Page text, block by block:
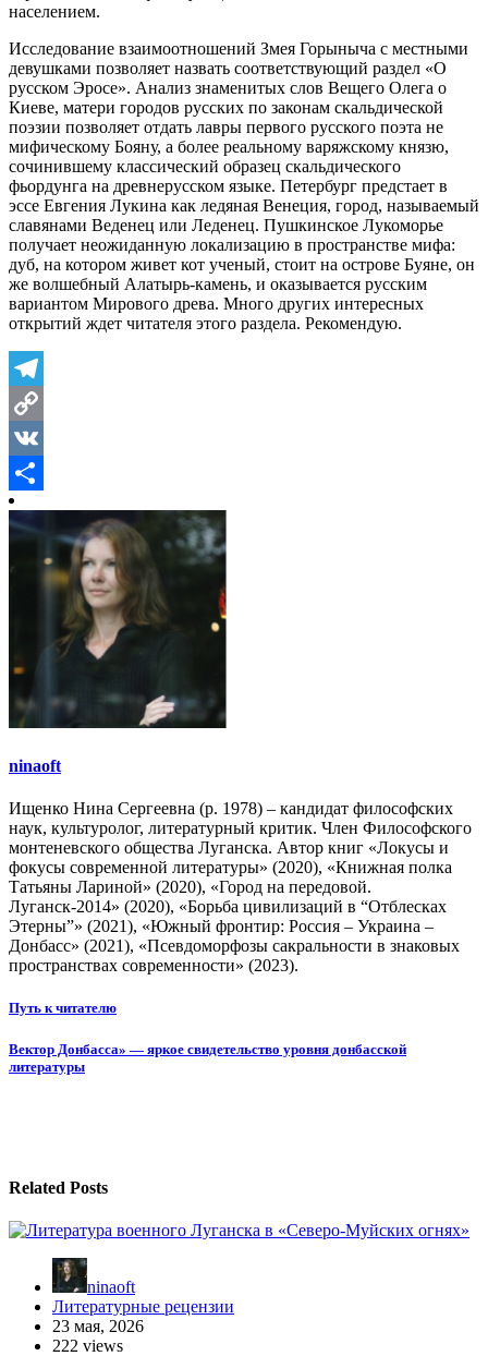
населением.
Исследование взаимоотношений Змея Горыныча с местными
девушками позволяет назвать соответствующий раздел «О
русском Эросе». Анализ знаменитых слов Вещего Олега о
Киеве, матери городов русских по законам скальдической
поэзии позволяет отдать лавры первого русского поэта не
мифическому Бояну, а более реальному варяжскому князю,
сочинившему классический образец скальдического
фьордунга на древнерусском языке. Петербург предстает в
эссе Евгения Лукина как ледяная Венеция, город, называемый
славянами Веденец или Леденец. Пушкинское Лукоморье
получает неожиданную локализацию в пространстве мифа:
дуб, на котором живет кот ученый, стоит на острове Буяне, он
же волшебный Алатырь-камень, и оказывается русским
вариантом Мирового древа. Много других интересных
открытий ждет читателя этого раздела. Рекомендую.
Telegram
Copy
Link
VK
Отправить
ninaoft
Ищенко Нина Сергеевна (р. 1978) – кандидат философских
наук, культуролог, литературный критик. Член Философского
монтеневского общества Луганска. Автор книг «Локусы и
фокусы современной литературы» (2020), «Книжная полка
Татьяны Лариной» (2020), «Город на передовой.
Луганск-2014» (2020), «Борьба цивилизаций в “Отблесках
Этерны”» (2021), «Южный фронтир: Россия – Украина –
Донбасс» (2021), «Псевдоморфозы сакральности в знаковых
пространствах современности» (2023).
Навигация
по
записям
Путь к читателю
Вектор Донбасса» — яркое свидетельство уровня донбасской
литературы
Related Posts
ninaoft
Литературные рецензии
23 мая, 2026
222 views